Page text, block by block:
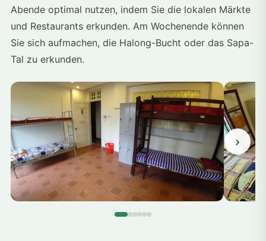
Abende optimal nutzen, indem Sie die lokalen Märkte
und Restaurants erkunden. Am Wochenende können
Sie sich aufmachen, die Halong-Bucht oder das Sapa-
Tal zu erkunden.
›